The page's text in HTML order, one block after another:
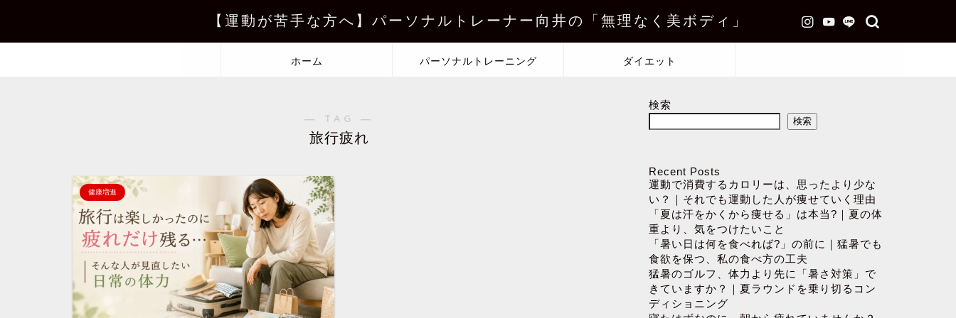
【運動が苦手な方へ】パーソナルトレーナー向井の「無理なく美ボディ」
ホーム パーソナルトレーニング ダイエット
― TAG ―
旅行疲れ
健康増進
検索
検索
Recent Posts
運動で消費するカロリーは、思ったより少な
い？｜それでも運動した人が痩せていく理由
「夏は汗をかくから痩せる」は本当?｜夏の体
重より、気をつけたいこと
「暑い日は何を食べれば?」の前に｜猛暑でも
食欲を保つ、私の食べ方の工夫
猛暑のゴルフ、体力より先に「暑さ対策」で
きていますか？｜夏ラウンドを乗り切るコン
ディショニング